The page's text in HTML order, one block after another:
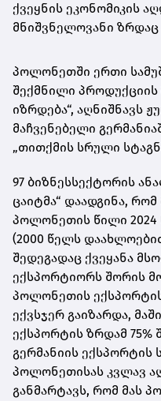
ქვეყნის ეკონომიკის
მნიშვნელოვანი ზრდაც
პოლონეთში ერთი
შექმნილი
იზრდება“, აღნიშნავს
მაჩვენებელი
„თითქმის სრული
97 ბიზნესსექტორის
ცაიტმა“ დაადგინა,
პოლონეთის წილი 2024
(2000 წელს
შედეგადაც ქვეყანა
ექსპორტიორს შორის
პოლონეთის
ექვსჯერ გაიზარდა,
ექსპორტის ზრდამ 75%
გერმანიის
პოლონეთისას კვლავ
განმარტავს, რომ მას